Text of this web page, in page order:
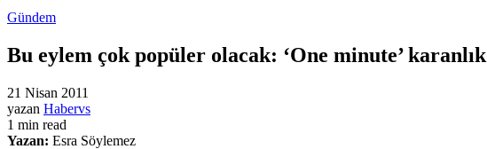
Gündem
Bu eylem çok popüler olacak: ‘One minute’ karanlık
21 Nisan 2011
yazan Habervs
1 min read
Yazan: Esra Söylemez